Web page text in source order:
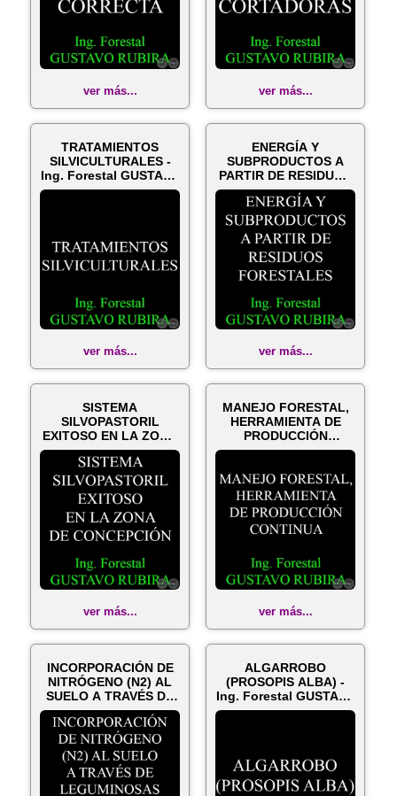
ver más... ver más...
TRATAMIENTOS
SILVICULTURALES -
Ing. Forestal GUSTAVO
RUBIRA
ver más...
ENERGÍA Y
SUBPRODUCTOS A
PARTIR DE RESIDUOS
FORESTALES - Ing.
For...
ver más...
SISTEMA
SILVOPASTORIL
EXITOSO EN LA ZONA
DE CONCEPCIÓN - Ing.
For...
ver más...
MANEJO FORESTAL,
HERRAMIENTA DE
PRODUCCIÓN
CONTINUA - Ing.
ver más...
INCORPORACIÓN DE
NITRÓGENO (N2) AL
SUELO A TRAVÉS DE
LEGUMINOSAS ...
ALGARROBO
(PROSOPIS ALBA) -
Ing. Forestal GUSTAVO
RUBIRA